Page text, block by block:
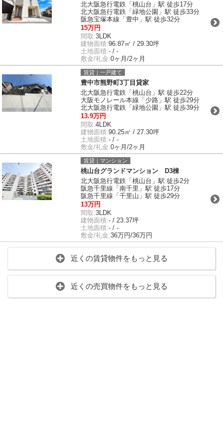
北大阪急行電鉄「桃山台」駅 徒歩17分
北大阪急行電鉄「緑地公園」駅 徒歩33分
阪急宝塚本線「豊中」駅 徒歩32分
15万円
間取:3LDK
建物面積:96.87㎡ / 29.30坪
土地面積:- / -
敷金/礼金:0ヶ月/2ヶ月
賃貸｜一戸建て
豊中市熊野町3丁目貸家
北大阪急行電鉄「桃山台」駅 徒歩22分
大阪モノレール本線「少路」駅 徒歩29分
北大阪急行電鉄「緑地公園」駅 徒歩39分
13.9万円
間取:4LDK
建物面積:90.25㎡ / 27.30坪
土地面積:- / -
敷金/礼金:0ヶ月/2ヶ月
賃貸｜マンション
桃山台グランドマンション D3棟
北大阪急行電鉄「桃山台」駅 徒歩2分
阪急千里線「南千里」駅 徒歩17分
阪急千里線「千里山」駅 徒歩29分
13万円
間取:3LDK
建物面積:- / 23.37坪
土地面積:- / -
敷金/礼金:36万円/36万円
近くの賃貸物件をもっと見る
近くの売買物件をもっと見る